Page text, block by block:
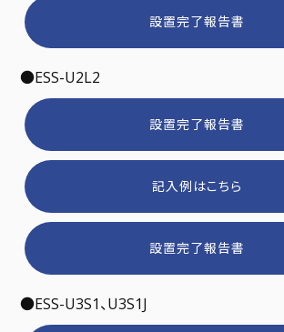
設置完了報告書
●ESS-U2L2
設置完了報告書
記入例はこちら
設置完了報告書
●ESS-U3S1、U3S1J